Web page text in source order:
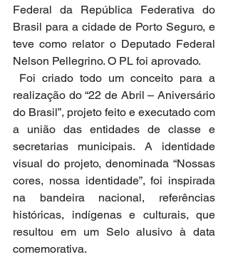
Federal da República Federativa do
Brasil para a cidade de Porto Seguro, e
teve como relator o Deputado Federal
Nelson Pellegrino. O PL foi aprovado.
realização do “22 de Abril – Aniversário
do Brasil”, projeto feito e executado com
a união das entidades de classe e
secretarias municipais. A identidade
visual do projeto, denominada “Nossas
cores, nossa identidade”, foi inspirada
na bandeira nacional, referências
históricas, indígenas e culturais, que
resultou em um Selo alusivo à data
comemorativa.